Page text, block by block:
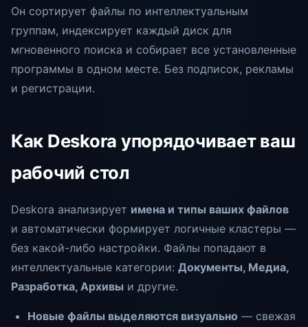
Он сортирует файлы по интеллектуальным
группам, индексирует каждый диск для
мгновенного поиска и собирает все установленные
программы в одном месте. Без подписок, рекламы
и регистрации.
Как Deskora упорядочивает ваш
рабочий стол
Deskora анализирует имена и типы ваших файлов
и автоматически формирует логичные кластеры —
без какой-либо настройки. Файлы попадают в
интеллектуальные категории: Документы, Медиа,
Разработка, Архивы и другие.
Новые файлы выделяются визуально — свежая